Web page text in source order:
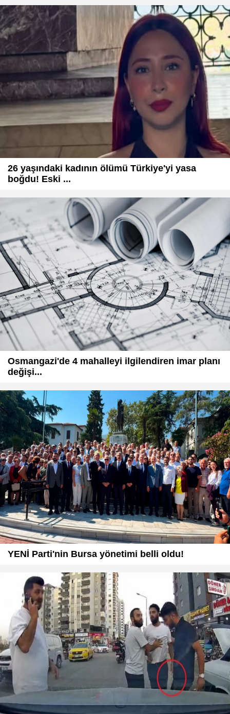
26 yaşındaki kadının ölümü Türkiye'yi yasa
boğdu! Eski ...
Osmangazi'de 4 mahalleyi ilgilendiren imar planı
değişi...
YENİ Parti'nin Bursa yönetimi belli oldu!